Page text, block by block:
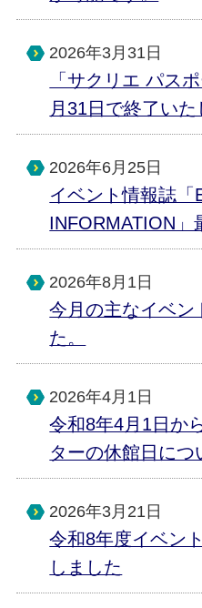
2026年3月31日
「サクリエ パス
月31日で終了いた
2026年6月25日
イベント情報誌「
INFORMATION」
2026年8月1日
今月の主なイベン
た。
2026年4月1日
令和8年4月1日か
ターの休館日につ
2026年3月21日
令和8年度イベン
しました